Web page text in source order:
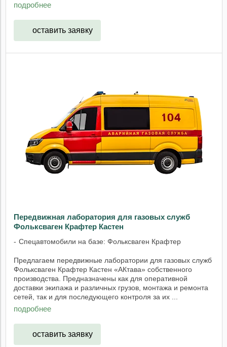
подробнее
оставить заявку
Передвижная лаборатория для газовых служб
Фольксваген Крафтер Кастен
Спецавтомобили на базе: Фольксваген Крафтер
Предлагаем передвижные лаборатории для газовых служб
Фольксваген Крафтер Кастен «АКтава» собственного
производства. Предназначены как для оперативной
доставки экипажа и различных грузов, монтажа и ремонта
сетей, так и для последующего контроля за их ...
подробнее
оставить заявку